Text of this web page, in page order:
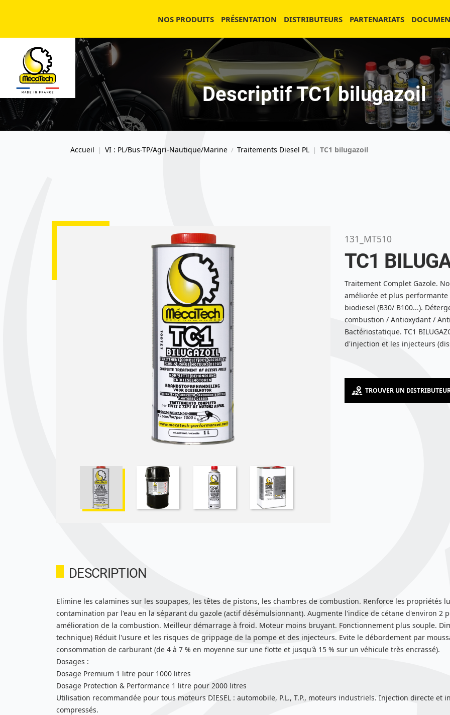
NOS PRODUITS PRÉSENTATION DISTRIBUTEURS PARTENARIATS
Descriptif TC1 bilugazoil
Accueil | VI : PL/Bus-TP/Agri-Nautique/Marine / Traitements Diesel PL | TC1 bilugazoil
131_MT510
TC1
Traitement Complet Gazole.
améliorée et plus
biodiesel (B30/ B100...).
combustion / Antioxydant /
Bactériostatique. TC1
d'injection et les injecteurs
TROUVER UN
DESCRIPTION
Elimine les calamines sur les soupapes, les têtes de pistons, les chambres de combustion. Renforce les propriétés
contamination par l'eau en la séparant du gazole (actif désémulsionnant). Augmente l'indice de cétane d'environ 2
amélioration de la combustion. Meilleur démarrage à froid. Moteur moins bruyant. Fonctionnement plus souple.
technique) Réduit l'usure et les risques de grippage de la pompe et des injecteurs. Evite le débordement par
consommation de carburant (de 4 à 7 % en moyenne sur une flotte et jusqu'à 15 % sur un véhicule très encrassé).
Dosages :
Dosage Premium 1 litre pour 1000 litres
Dosage Protection & Performance 1 litre pour 2000 litres
Utilisation recommandée pour tous moteurs DIESEL : automobile, P.L., T.P., moteurs industriels. Injection directe
compressés.